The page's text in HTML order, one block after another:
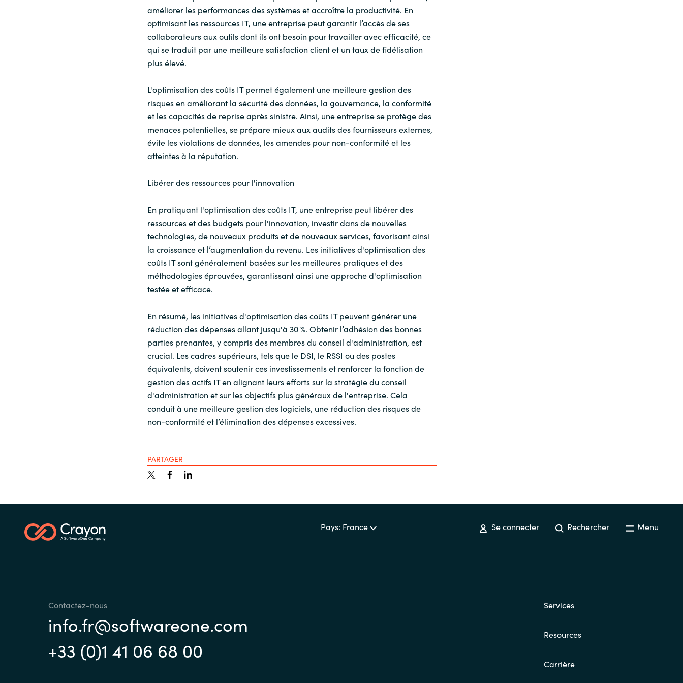
améliorer les performances des systèmes et accroître la productivité. En
optimisant les ressources IT, une entreprise peut garantir l’accès de ses
collaborateurs aux outils dont ils ont besoin pour travailler avec efficacité, ce
qui se traduit par une meilleure satisfaction client et un taux de fidélisation
plus élevé.
L'optimisation des coûts IT permet également une meilleure gestion des
risques en améliorant la sécurité des données, la gouvernance, la conformité
et les capacités de reprise après sinistre. Ainsi, une entreprise se protège des
menaces potentielles, se prépare mieux aux audits des fournisseurs externes,
évite les violations de données, les amendes pour non-conformité et les
atteintes à la réputation.
Libérer des ressources pour l'innovation
En pratiquant l'optimisation des coûts IT, une entreprise peut libérer des
ressources et des budgets pour l'innovation, investir dans de nouvelles
technologies, de nouveaux produits et de nouveaux services, favorisant ainsi
la croissance et l’augmentation du revenu. Les initiatives d'optimisation des
coûts IT sont généralement basées sur les meilleures pratiques et des
méthodologies éprouvées, garantissant ainsi une approche d'optimisation
testée et efficace.
En résumé, les initiatives d'optimisation des coûts IT peuvent générer une
réduction des dépenses allant jusqu'à 30 %. Obtenir l’adhésion des bonnes
parties prenantes, y compris des membres du conseil d'administration, est
crucial. Les cadres supérieurs, tels que le DSI, le RSSI ou des postes
équivalents, doivent soutenir ces investissements et renforcer la fonction de
gestion des actifs IT en alignant leurs efforts sur la stratégie du conseil
d'administration et sur les objectifs plus généraux de l'entreprise. Cela
conduit à une meilleure gestion des logiciels, une réduction des risques de
non-conformité et l’élimination des dépenses excessives.
PARTAGER
Pays: France Se connecter Rechercher Menu
Contactez-nous
info.fr@softwareone.com
+33 (0)1 41 06 68 00
Services
Resources
Carrière